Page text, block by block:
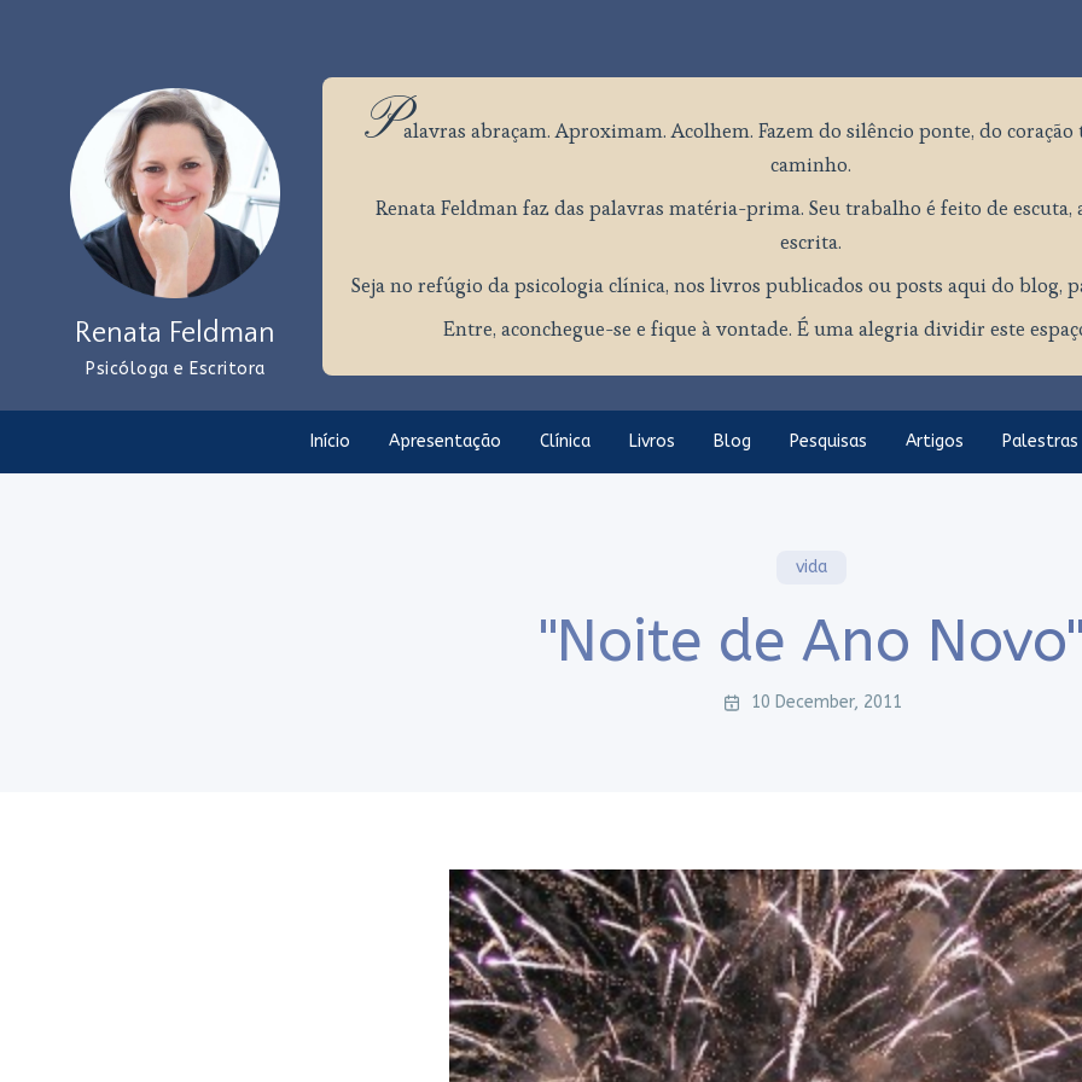
Renata Feldman
Psicóloga e Escritora
Palavras abraçam. Aproximam. Acolhem. Fazem do silêncio ponte, do
caminho.
Renata Feldman faz das palavras matéria-prima. Seu trabalho é feito de escuta,
escrita.
Seja no refúgio da psicologia clínica, nos livros publicados ou posts aqui do blog,
Entre, aconchegue-se e fique à vontade. É uma alegria dividir este
Início Apresentação Clínica Livros Blog Pesquisas Artigos Palestras
vida
"Noite de Ano
10 December, 2011